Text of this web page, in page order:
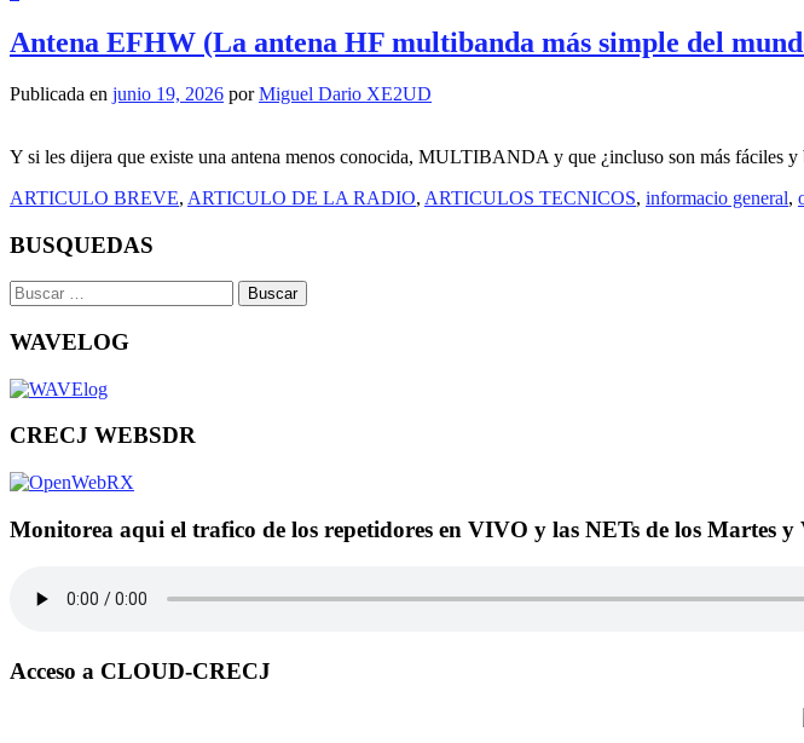
Antena EFHW (La antena HF multibanda más simple del
Publicada en junio 19, 2026 porMiguel Dario XE2UD
Y si les dijera que existe una antena menos conocida, MULTIBANDA y que ¿incluso son más fáciles y
ARTICULO BREVE, ARTICULO DE LA RADIO, ARTICULOS TECNICOS, informacio general,
BUSQUEDAS
Buscar:
WAVELOG
CRECJ WEBSDR
Monitorea aqui el trafico de los repetidores en VIVO y las NETs de los Martes y
Acceso a CLOUD-CRECJ